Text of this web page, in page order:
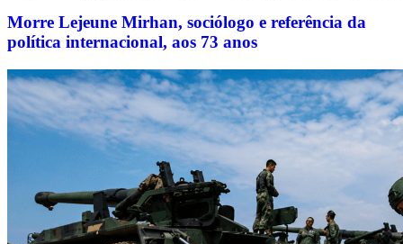
Morre Lejeune Mirhan, sociólogo e referência da
política internacional, aos 73 anos